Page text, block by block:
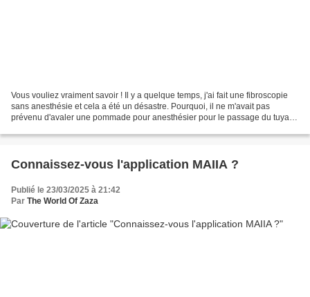
Vous vouliez vraiment savoir ! Il y a quelque temps, j'ai fait une fibroscopie
sans anesthésie et cela a été un désastre. Pourquoi, il ne m'avait pas
prévenu d'avaler une pommade pour anesthésier pour le passage du tuyau
Connaissez-vous l'application MAIIA ?
Publié le 23/03/2025 à 21:42
Par The World Of Zaza